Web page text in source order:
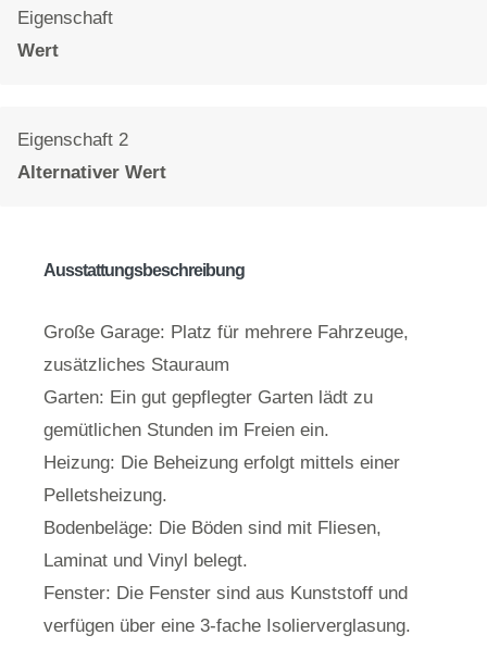
Eigenschaft
Wert
Eigenschaft 2
Alternativer Wert
Ausstattungsbeschreibung
Große Garage: Platz für mehrere Fahrzeuge,
zusätzliches Stauraum
Garten: Ein gut gepflegter Garten lädt zu
gemütlichen Stunden im Freien ein.
Heizung: Die Beheizung erfolgt mittels einer
Pelletsheizung.
Bodenbeläge: Die Böden sind mit Fliesen,
Laminat und Vinyl belegt.
Fenster: Die Fenster sind aus Kunststoff und
verfügen über eine 3-fache Isolierverglasung.